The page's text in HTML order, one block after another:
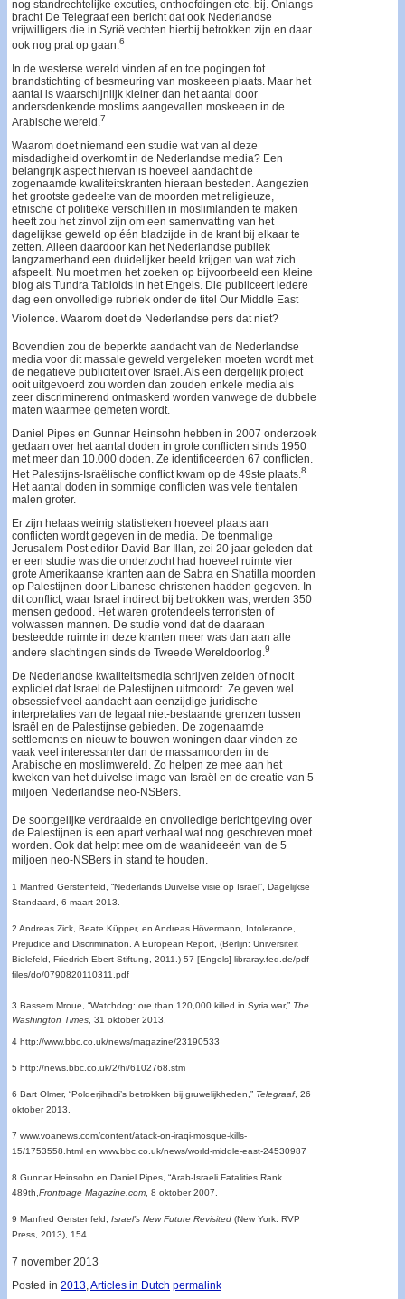
nog standrechtelijke excuties, onthoofdingen etc. bij. Onlangs
bracht De Telegraaf een bericht dat ook Nederlandse
vrijwilligers die in Syrië vechten hierbij betrokken zijn en daar
ook nog prat op gaan.6
In de westerse wereld vinden af en toe pogingen tot
brandstichting of besmeuring van moskeeen plaats. Maar het
aantal is waarschijnlijk kleiner dan het aantal door
andersdenkende moslims aangevallen moskeeen in de
Arabische wereld.7
Waarom doet niemand een studie wat van al deze
misdadigheid overkomt in de Nederlandse media? Een
belangrijk aspect hiervan is hoeveel aandacht de
zogenaamde kwaliteitskranten hieraan besteden. Aangezien
het grootste gedeelte van de moorden met religieuze,
etnische of politieke verschillen in moslimlanden te maken
heeft zou het zinvol zijn om een samenvatting van het
dagelijkse geweld op één bladzijde in de krant bij elkaar te
zetten. Alleen daardoor kan het Nederlandse publiek
langzamerhand een duidelijker beeld krijgen van wat zich
afspeelt. Nu moet men het zoeken op bijvoorbeeld een kleine
blog als Tundra Tabloids in het Engels. Die publiceert iedere
dag een onvolledige rubriek onder de titel Our Middle East
Violence. Waarom doet de Nederlandse pers dat niet?
Bovendien zou de beperkte aandacht van de Nederlandse
media voor dit massale geweld vergeleken moeten wordt met
de negatieve publiciteit over Israël. Als een dergelijk project
ooit uitgevoerd zou worden dan zouden enkele media als
zeer discriminerend ontmaskerd worden vanwege de dubbele
maten waarmee gemeten wordt.
Daniel Pipes en Gunnar Heinsohn hebben in 2007 onderzoek
gedaan over het aantal doden in grote conflicten sinds 1950
met meer dan 10.000 doden. Ze identificeerden 67 conflicten.
Het Palestijns-Israëlische conflict kwam op de 49ste plaats.8
Het aantal doden in sommige conflicten was vele tientalen
malen groter.
Er zijn helaas weinig statistieken hoeveel plaats aan
conflicten wordt gegeven in de media. De toenmalige
Jerusalem Post editor David Bar Illan, zei 20 jaar geleden dat
er een studie was die onderzocht had hoeveel ruimte vier
grote Amerikaanse kranten aan de Sabra en Shatilla moorden
op Palestijnen door Libanese christenen hadden gegeven. In
dit conflict, waar Israel indirect bij betrokken was, werden 350
mensen gedood. Het waren grotendeels terroristen of
volwassen mannen. De studie vond dat de daaraan
besteedde ruimte in deze kranten meer was dan aan alle
andere slachtingen sinds de Tweede Wereldoorlog.9
De Nederlandse kwaliteitsmedia schrijven zelden of nooit
expliciet dat Israel de Palestijnen uitmoordt. Ze geven wel
obsessief veel aandacht aan eenzijdige juridische
interpretaties van de legaal niet-bestaande grenzen tussen
Israël en de Palestijnse gebieden. De zogenaamde
settlements en nieuw te bouwen woningen daar vinden ze
vaak veel interessanter dan de massamoorden in de
Arabische en moslimwereld. Zo helpen ze mee aan het
kweken van het duivelse imago van Israël en de creatie van 5
miljoen Nederlandse neo-NSBers.
De soortgelijke verdraaide en onvolledige berichtgeving over
de Palestijnen is een apart verhaal wat nog geschreven moet
worden. Ook dat helpt mee om de waanideeën van de 5
miljoen neo-NSBers in stand te houden.
1 Manfred Gerstenfeld, “Nederlands Duivelse visie op Israël”, Dagelijkse
Standaard, 6 maart 2013.
2 Andreas Zick, Beate Küpper, en Andreas Hövermann, Intolerance,
Prejudice and Discrimination. A European Report, (Berlijn: Universiteit
Bielefeld, Friedrich-Ebert Stiftung, 2011.) 57 [Engels] libraray.fed.de/pdf-
files/do/0790820110311.pdf
3 Bassem Mroue, “Watchdog: ore than 120,000 killed in Syria war,” The
Washington Times, 31 oktober 2013.
4 http://www.bbc.co.uk/news/magazine/23190533
5 http://news.bbc.co.uk/2/hi/6102768.stm
6 Bart Olmer, “Polderjihadi’s betrokken bij gruwelijkheden,” Telegraaf, 26
oktober 2013.
7 www.voanews.com/content/atack-on-iraqi-mosque-kills-
15/1753558.html en www.bbc.co.uk/news/world-middle-east-24530987
8 Gunnar Heinsohn en Daniel Pipes, “Arab-Israeli Fatalities Rank
489th, Frontpage Magazine.com , 8 oktober 2007.
9 Manfred Gerstenfeld, Israel’s New Future Revisited (New York: RVP
Press, 2013), 154.
7 november 2013
Posted in 2013 Articles in Dutch permalink